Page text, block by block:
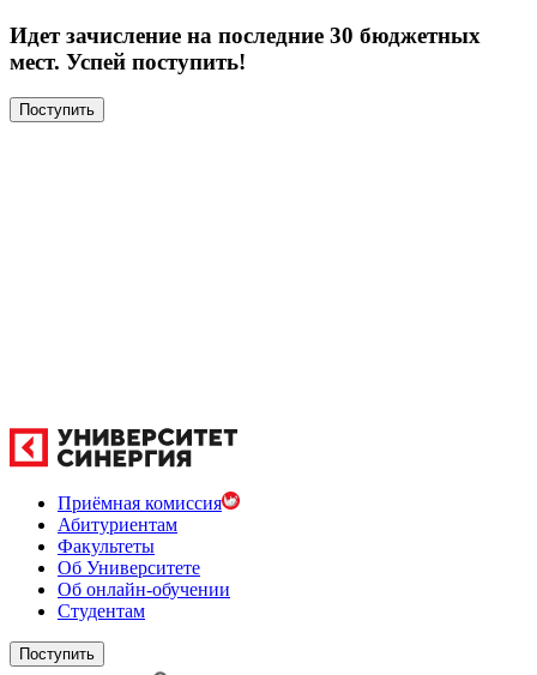
Идет зачисление на последние 30 бюджетных
мест. Успей поступить!
Поступить
Приёмная комиссия
Абитуриентам
Факультеты
Об Университете
Об онлайн-обучении
Студентам
Поступить